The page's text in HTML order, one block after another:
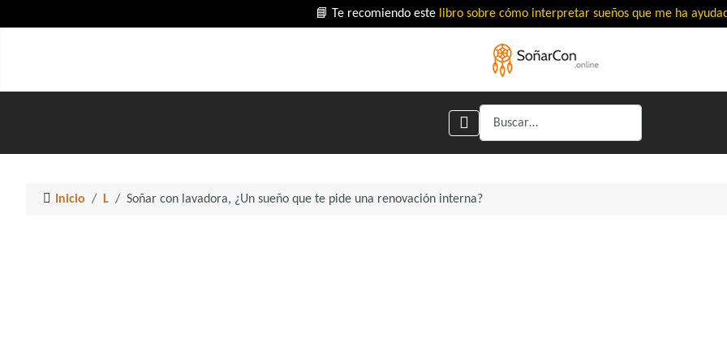
📘 Te recomiendo este libro sobre cómo interpretar sueños que me ha
Buscar
Inicio L Soñar con lavadora, ¿Un sueño que te pide una renovación interna?